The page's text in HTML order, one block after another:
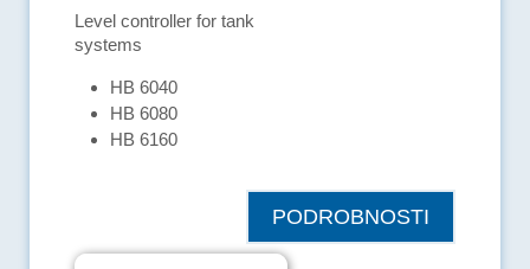
Level controller for tank
systems
HB 6040
HB 6080
HB 6160
PODROBNOSTI